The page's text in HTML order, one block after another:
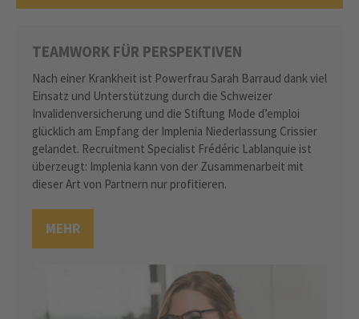
TEAMWORK FÜR PERSPEKTIVEN
Nach einer Krankheit ist Powerfrau Sarah Barraud dank viel
Einsatz und Unterstützung durch die Schweizer
Invalidenversicherung und die Stiftung Mode d’emploi
glücklich am Empfang der Implenia Niederlassung Crissier
gelandet. Recruitment Specialist Frédéric Lablanquie ist
überzeugt: Implenia kann von der Zusammenarbeit mit
dieser Art von Partnern nur profitieren.
MEHR